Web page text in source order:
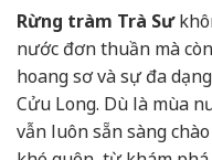
Rừng tràm Trà Sư
nước đơn thuần mà
hoang sơ và sự đa
Cửu Long. Dù là mùa
vẫn luôn sẵn sàng